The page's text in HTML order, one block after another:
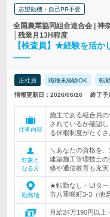
志望動機・自己PR不要
全国農業協同組合連合会 | 神
│残業月13H程度
【検査員】★経験を活か
――
正社員 職種未経験OK 転
情報更新日：2026/06/26 終了
仕事内容
施主である組合員
されているか確認
る休暇制度がたくさ
対象と
なる方
＼あなたの資格を
建築施工管理技士
修や通信教育も充実
勤務地
★転勤なし・UIタ
市八重咲町3-3（他
月給24万190円以上